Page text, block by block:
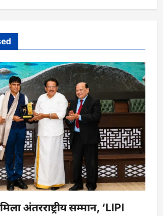
अंतरराष्ट्रीय सम्मान, ‘LIPI